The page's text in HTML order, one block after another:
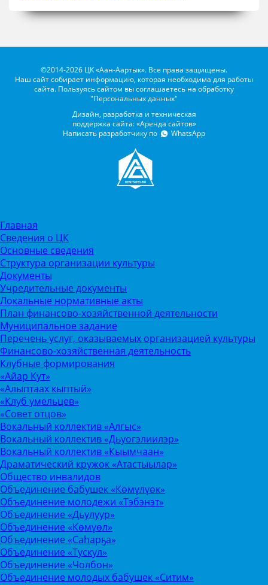
©2014-2026 ЦК «Аан-Аартык». Все права защищены.
Наш сайт собирает информацию, которая необходима для работы
сайта. Пользуясь сайтом вы соглашаетесь на обработку
"Персональных данных"
Дизайн, разработка и техническая
поддержка сайта: «Аренда сайтов»
Написать разработчику по
WhatsApp
Главная
Сведения о ЦК
Основные сведения
Структура организации культуры
Документы
Учредительные документы
Локальные нормативные акты
План финансово-хозяйственной деятельности
Муниципальное задание
Перечень услуг, оказываемых организацией культуры
Финансово-хозяйственная деятельность
Клубные формирования
«Айар Кут»
«Алыптаах кыптый»
«Клуб умельцев»
«Совет отцов»
Вокальный коллектив «Алгыс»
Вокальный коллектив «Дьуогэлиилэр»
Вокальный коллектив «Кыымчаан»
Драматический кружок «Атастыылар»
Общество инвалидов
Объединение бабушек «Көмүлүөк»
Объединение молодежи «Тэбэнэт»
Объединение «Дьулуур»
Объединение «Көмүөл»
Объединение «Саhарҕа»
Объединение «Тускул»
Объединение «Чолбон»
Объединение молодых бабушек «Ситим»